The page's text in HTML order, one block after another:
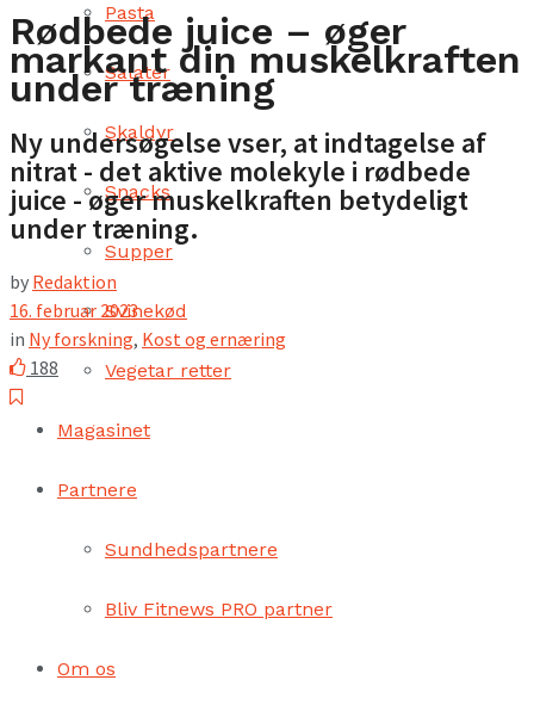
Pasta
Salater
Skaldyr
Snacks
Supper
Svinekød
Vegetar retter
Magasinet
Partnere
Sundhedspartnere
Bliv Fitnews PRO partner
Om os
Rødbede juice – øger
markant din muskelkraften
under træning
Ny undersøgelse vser, at indtagelse af
nitrat - det aktive molekyle i rødbede
juice - øger muskelkraften betydeligt
under træning.
by Redaktion
16. februar 2023
in Ny forskning, Kost og ernæring
188